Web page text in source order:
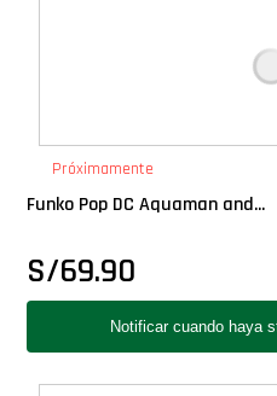
PRÓXIMAMENTE
Star Wars Oferta
Próximamente
Funko Pop DC Aquaman and...
S/69.90